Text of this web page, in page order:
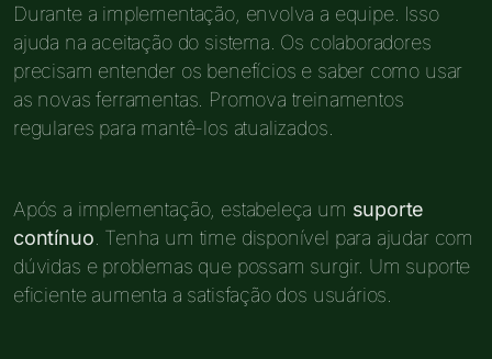
Durante a implementação, envolva a equipe. Isso
ajuda na aceitação do sistema. Os colaboradores
precisam entender os benefícios e saber como usar
as novas ferramentas. Promova treinamentos
regulares para mantê-los atualizados.
Após a implementação, estabeleça um suporte
contínuo . Tenha um time disponível para ajudar com
dúvidas e problemas que possam surgir. Um suporte
eficiente aumenta a satisfação dos usuários.